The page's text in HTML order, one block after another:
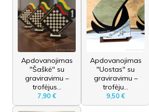
Apdovanojimas
"Šaškė" su
graviravimu –
trofėjus...
7,90 €
Apdovanojimas
"Uostas" su
graviravimu –
trofėju...
9,50 €